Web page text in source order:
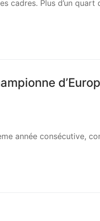
cadres. Plus d’un quart
année consécutive,